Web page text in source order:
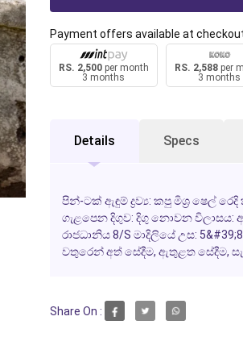
Payment offers available at
RS. 2,500per month
3 months
RS. 2,588per
3 months
Details Specs
පින්-ටක් ඇඳුම් ද්‍රව්‍ය: කපු මිශ්‍ර ෂෙල්
ගැළපෙන දිගුව: දිගු නොවන විලාසය:
රාජධානිය 8/S මාදිලියේ උස:
වතුරෙන් අත් සේදීම, ඇතුළත සේදීම,
Share On :